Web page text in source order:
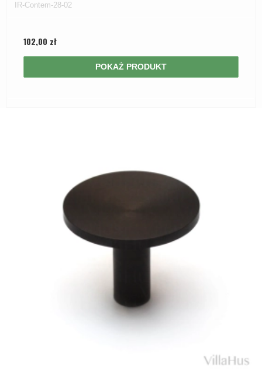
IR-Contem-28-02
102,00 zł
POKAŻ PRODUKT